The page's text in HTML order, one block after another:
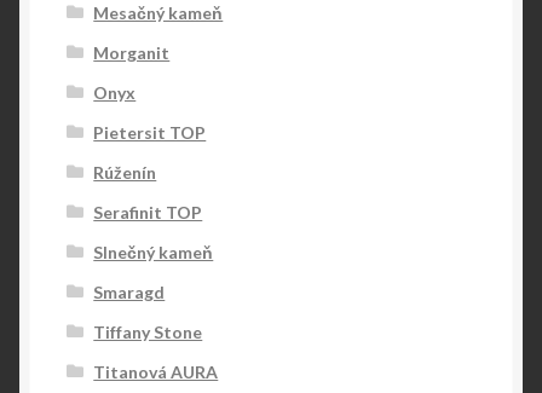
Mesačný kameň
Morganit
Onyx
Pietersit TOP
Rúženín
Serafinit TOP
Slnečný kameň
Smaragd
Tiffany Stone
Titanová AURA